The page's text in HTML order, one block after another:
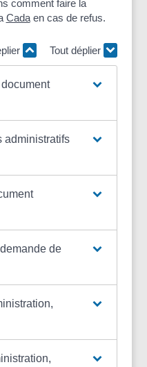
comment faire la
Cadaen cas de refus.
Tout déplier
administratifs
de